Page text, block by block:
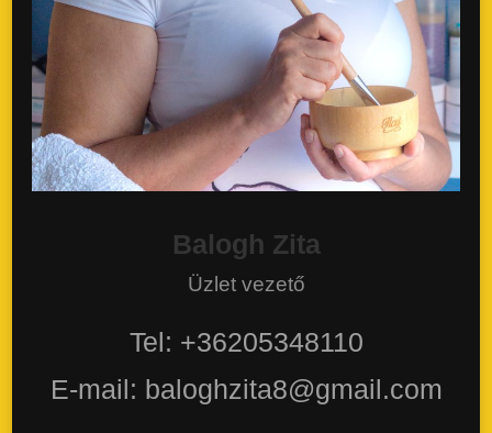
Balogh Zita
Üzlet vezető
Tel: +36205348110
E-mail: baloghzita8@gmail.com